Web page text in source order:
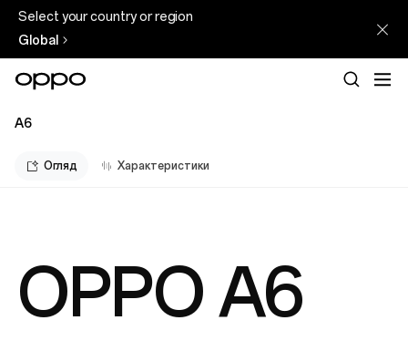
Select your country or region
Global
A6
Огляд Характеристики
OPPO A6